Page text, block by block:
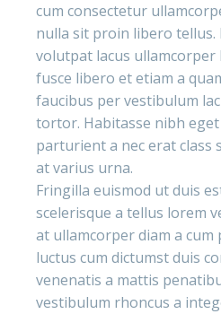
cum consectetur
nulla sit proin libero tellus.
volutpat lacus ullamcorper
fusce libero et etiam a
faucibus per vestibulum
tortor. Habitasse nibh
parturient a nec erat class
at varius urna.
Fringilla euismod ut duis
scelerisque a tellus lorem
at ullamcorper diam a cum
luctus cum dictumst duis
venenatis a mattis
vestibulum rhoncus a